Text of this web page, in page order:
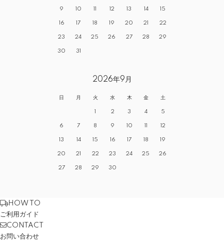
9 10 11 12 13 14 15
16 17 18 19 20 21 22
23 24 25 26 27 28 29
30 31
2026年9月
日 月 火 水 木 金 土
1 2 3 4 5
6 7 8 9 10 11 12
13 14 15 16 17 18 19
20 21 22 23 24 25 26
27 28 29 30
HOW TO
ご利用ガイド
CONTACT
お問い合わせ